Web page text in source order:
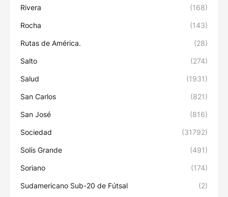
Rivera (168)
Rocha (143)
Rutas de América. (28)
Salto (274)
Salud (1931)
San Carlos (821)
San José (816)
Sociedad (31792)
Solís Grande (491)
Soriano (174)
Sudamericano Sub-20 de Fútsal (2)